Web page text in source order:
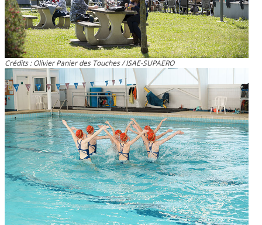
Crédits : Olivier Panier des Touches / ISAE-SUPAERO